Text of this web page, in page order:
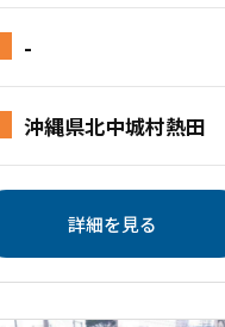
-
沖縄県北中城村熱田
詳細を見る